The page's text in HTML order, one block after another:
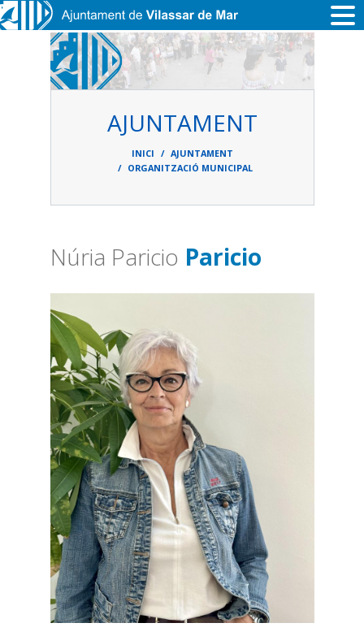
Vés al contingut
AJUNTAMENT
d'ariadna
INICI
AJUNTAMENT
ORGANITZACIÓ MUNICIPAL
Núria Paricio Paricio